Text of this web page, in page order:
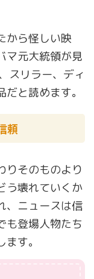
から怪しい映
マ元大統領が見
スリラー、ディ
と読めます。
頼
りそのものより
う壊れていくか
、ニュースは信
も登場人物たち
す。